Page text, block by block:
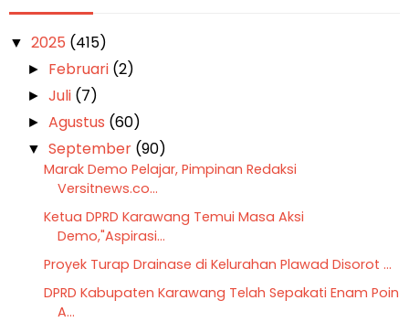
▼ 2025 (415)
► Februari (2)
►Juli (7)
►Agustus (60)
▼September (90)
Marak Demo Pelajar, Pimpinan Redaksi
Versitnews.co...
Ketua DPRD Karawang Temui Masa Aksi
Demo,"Aspirasi...
Proyek Turap Drainase di Kelurahan Plawad Disorot ...
DPRD Kabupaten Karawang Telah Sepakati Enam Poin
A...